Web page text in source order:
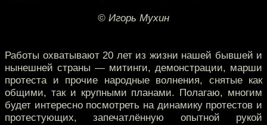
© Игорь Мухин
Работы охватывают 20 лет из жизни нашей бывшей и
нынешней страны — митинги, демонстрации, марши
протеста и прочие народные волнения, снятые как
общими, так и крупными планами. Полагаю, многим
будет интересно посмотреть на динамику протестов и
протестующих, запечатлённую опытной рукой